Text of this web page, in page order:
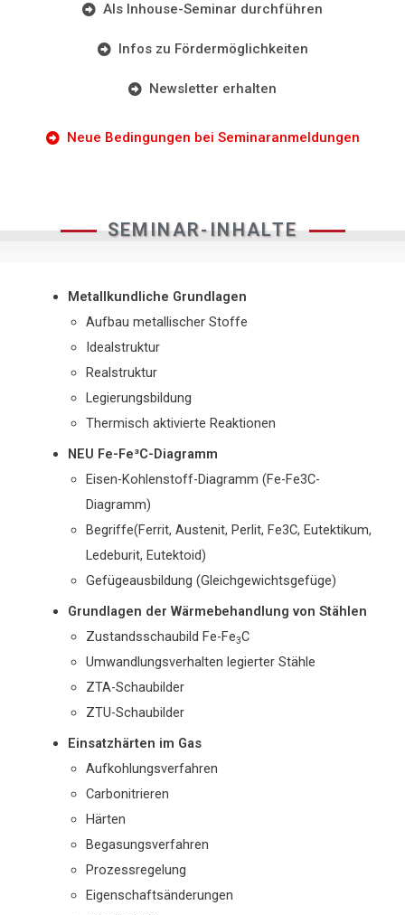
Als Inhouse-Seminar durchführen
Infos zu Fördermöglichkeiten
Newsletter erhalten
Neue Bedingungen bei Seminaranmeldungen
SEMINAR-INHALTE
Metallkundliche Grundlagen
Aufbau metallischer Stoffe
Idealstruktur
Realstruktur
Legierungsbildung
Thermisch aktivierte Reaktionen
NEU Fe-Fe³C-Diagramm
Eisen-Kohlenstoff-Diagramm (Fe-Fe3C-
Diagramm)
Begriffe(Ferrit, Austenit, Perlit, Fe3C, Eutektikum,
Ledeburit, Eutektoid)
Gefügeausbildung (Gleichgewichtsgefüge)
Grundlagen der Wärmebehandlung von Stählen
Zustandsschaubild Fe-Fe3C
Umwandlungsverhalten legierter Stähle
ZTA-Schaubilder
ZTU-Schaubilder
Einsatzhärten im Gas
Aufkohlungsverfahren
Carbonitrieren
Härten
Begasungsverfahren
Prozessregelung
Eigenschaftsänderungen